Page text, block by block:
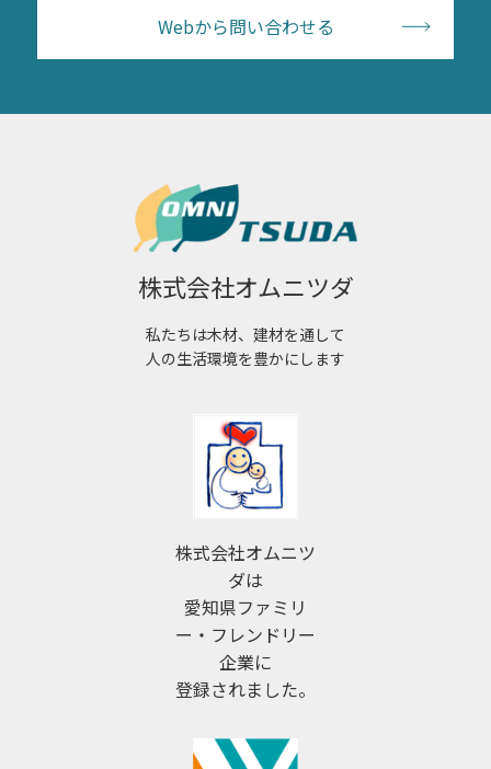
Webから問い合わせる
株式会社オムニツダ
私たちは木材、建材を通して
人の生活環境を豊かにします
株式会社オムニツ
ダは
愛知県ファミリ
ー・フレンドリー
企業に
登録されました。